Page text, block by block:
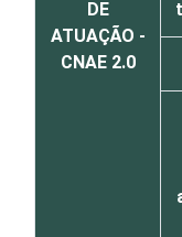
DE
ATUAÇÃO -
CNAE 2.0